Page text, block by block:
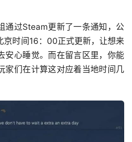
通过Steam更新了一条通知，公
京时间16：00正式更新，让想来
安心睡觉。而在留言区里，你能
家们在计算这对应着当地时间几